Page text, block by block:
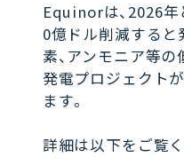
Equinorは、2026
0億ドル削減すると
素、アンモニア等
発電プロジェクト
ます。
詳細は以下をご覧く